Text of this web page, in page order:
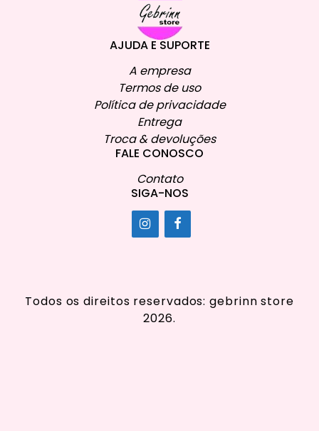
AJUDA E SUPORTE
A empresa
Termos de uso
Política de privacidade
Entrega
Troca & devoluções
FALE CONOSCO
Contato
SIGA-NOS
Todos os direitos reservados: gebrinn store
2026.